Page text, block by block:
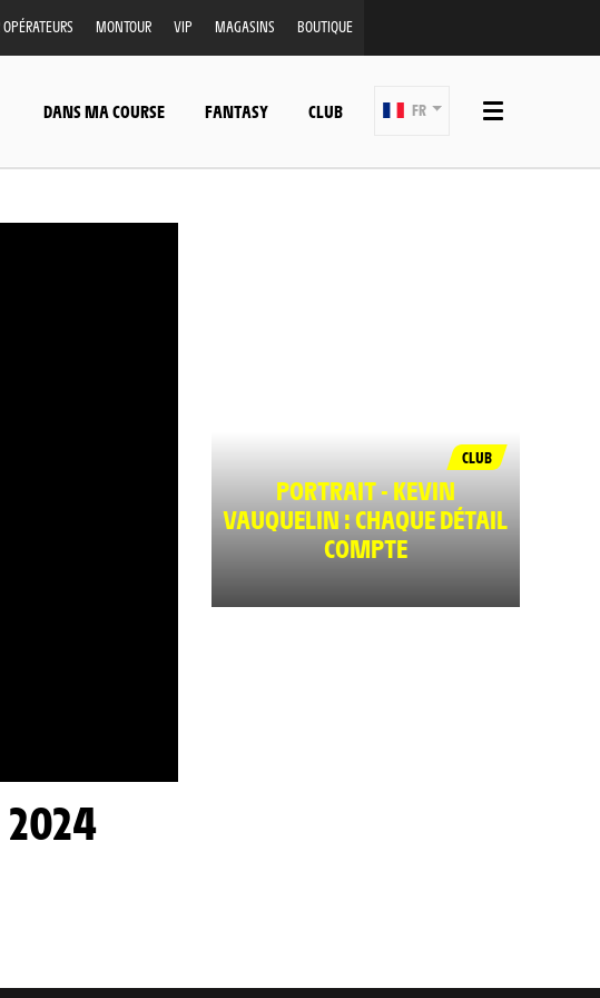
MONTOUR VIP MAGASINS BOUTIQUE
DANS MA COURSE FANTASY CLUB FR
2024
CLUB
PORTRAIT - KEVIN
VAUQUELIN : CHAQUE DÉTAIL
COMPTE